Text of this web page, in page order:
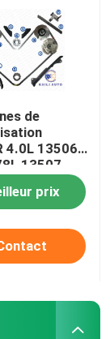
de
4.0L 13506-
13507-
du croiseur
de toundra
prix